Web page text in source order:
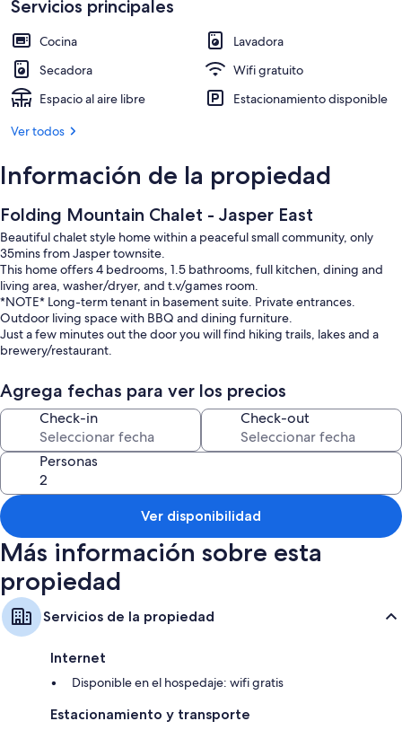
Servicios principales
Cocina
Lavadora
Secadora
Wifi gratuito
Espacio al aire libre
Estacionamiento disponible
Ver todos
Información de la propiedad
Folding Mountain Chalet - Jasper East
Beautiful chalet style home within a peaceful small community, only
35mins from Jasper townsite.
This home offers 4 bedrooms, 1.5 bathrooms, full kitchen, dining and
living area, washer/dryer, and t.v/games room.
*NOTE* Long-term tenant in basement suite. Private entrances.
Outdoor living space with BBQ and dining furniture.
Just a few minutes out the door you will find hiking trails, lakes and a
brewery/restaurant.
Agrega fechas para ver los precios
Check-in Check-out
Personas
Ver disponibilidad
Más información sobre esta
propiedad
Servicios de la propiedad
Internet
Disponible en el hospedaje: wifi gratis
Estacionamiento y transporte